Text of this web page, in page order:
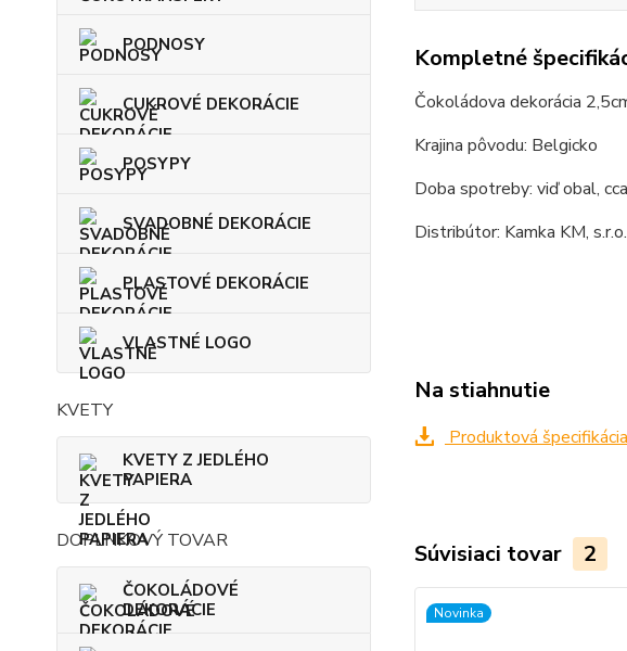
PODNOSY
CUKROVÉ DEKORÁCIE
POSYPY
SVADOBNÉ DEKORÁCIE
PLASTOVÉ DEKORÁCIE
VLASTNÉ LOGO
KVETY
KVETY Z JEDLÉHO
PAPIERA
DOPLNKOVÝ TOVAR
ČOKOLÁDOVÉ
DEKORÁCIE
Kompletné
Čokoládova dekorácia
Krajina pôvodu: Belgicko
Doba spotreby: viď obal,
Distribútor: Kamka KM,
Na stiahnutie
Produktová špecifikácia
Súvisiaci tovar 2
Novinka